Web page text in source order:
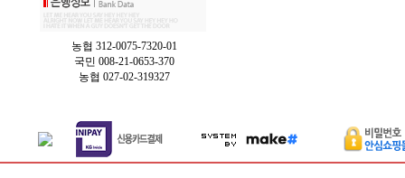
농협 312-0075-7320-01
국민 008-21-0653-370
농협 027-02-319327